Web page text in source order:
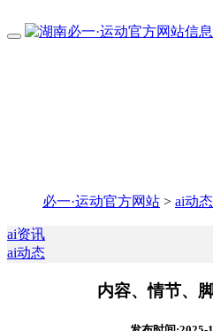
必一·运动官方网站 > ai动态
ai资讯
ai动态
内容、情节、